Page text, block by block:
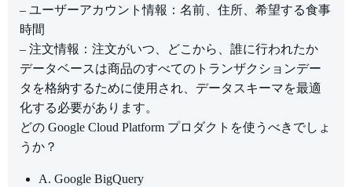
– ユーザーアカウント情報：名前、住所、希望する食事
時間
– 注文情報：注文がいつ、どこから、誰に行われたか
データベースは商品のすべてのトランザクションデー
タを格納するために使用され、データスキーマを最適
化する必要があります。
どの Google Cloud Platform プロダクトを使うべきでしょ
うか？
A. Google BigQuery